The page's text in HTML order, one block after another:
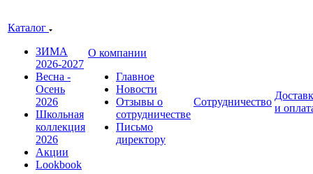
Каталог
ЗИМА
2026-2027
Весна -
Осень
2026
Школьная
коллекция
2026
Акции
Lookbook
О компании
Главное
Новости
Отзывы о
сотрудничестве
Письмо
директору
Сотрудничество
и